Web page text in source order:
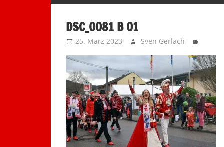
DSC_0081 B 01
25. März 2023 Sven Gerlach